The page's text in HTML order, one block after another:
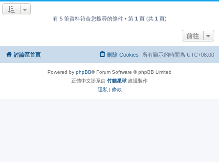
有 5 筆資料符合您搜尋的條件 • 第 1 頁 (共 1 頁)
前往
討論區首頁 所有顯示的時間為 UTC+08:00
刪除 Cookies
Powered by phpBB® Forum Software © phpBB Limited
正體中文語系由 竹貓星球 維護製作
隱私 | 條款